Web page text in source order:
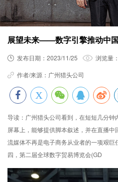
展望未来——数字引擎推动中
发布日期： 2023/11/25 浏览量：
作者/来源： 广州猎头公司
导读： 广州猎头公司看到，在短短几分
屏幕上，能够提供脚本叙述，并在直播
流媒体不再是电子商务从业者的一项艰巨
四，第二届全球数字贸易博览会(GD